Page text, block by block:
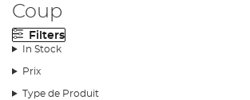
Coup
Filters
In Stock
Prix
Type de Produit